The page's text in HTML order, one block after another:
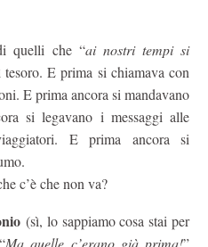
quelli che “ai nostri tempi si
tesoro. E prima si chiamava con
E prima ancora si mandavano
si legavano i messaggi alle
E prima ancora si
c’è che non va?
(sì, lo sappiamo cosa stai per
Ma quelle c’erano già prima!”